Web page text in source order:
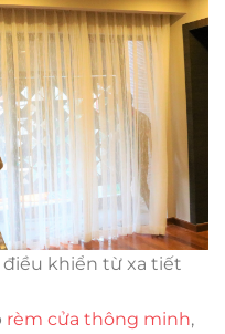
điều khiển từ xa tiết
rèm cửa thông minh,